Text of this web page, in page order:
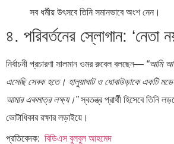
সব ধর্মীয় উৎসবে তিনি সমানভাবে অংশ নেন।
৪. পরিবর্তনের স্লোগান: ‘নেতা
নির্বাচনী প্রচারণা সালমান ওমর রুবেল বলছেন— “আমি
এসেছি সেবক হতে। হালুয়াঘাট ও ধোবাউড়াকে একটি
আমার একমাত্র লক্ষ্য।”স্বতন্ত্র প্রার্থী হিসেবে তিনি
ভোটাধিকার রক্ষার লড়াইয়ে।
প্রতিবেদক: বিডিএস বুলবুল আহমেদ